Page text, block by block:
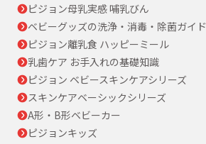
ピジョン母乳実感 哺乳びん
ベビーグッズの洗浄・消毒・除菌ガイド
ピジョン離乳食 ハッピーミール
乳歯ケア お手入れの基礎知識
ピジョン ベビースキンケアシリーズ
スキンケアベーシックシリーズ
A形・B形ベビーカー
ピジョンキッズ